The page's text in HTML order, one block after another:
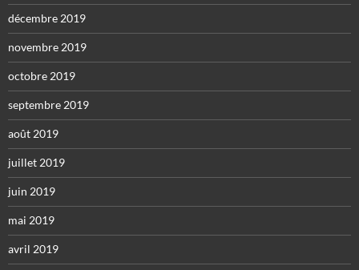
décembre 2019
novembre 2019
octobre 2019
septembre 2019
août 2019
juillet 2019
juin 2019
mai 2019
avril 2019